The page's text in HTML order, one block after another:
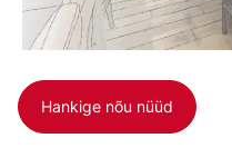
Hankige nõu nüüd